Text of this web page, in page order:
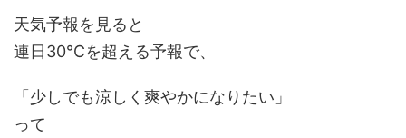
天気予報を見ると
連日30℃を超える予報で、
「少しでも涼しく爽やかになりたい」
って